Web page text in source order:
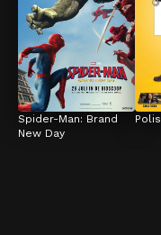
Spider-Man: Brand
New Day
Polis